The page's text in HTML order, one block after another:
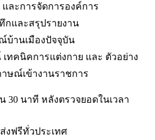
ละการจัดการองค์การ
กและสรุปรายงาน
บ้านเมืองปัจจุบัน
ทคนิคการแต่งกาย และ ตัวอย่าง
ษณ์เข้างานราชการ
30 นาที หลังตรวจยอดในเวลา
งฟรีทั่วประเทศ